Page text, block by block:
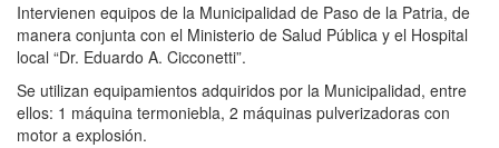
Intervienen equipos de la Municipalidad de Paso de la Patria, de
manera conjunta con el Ministerio de Salud Pública y el Hospital
local “Dr. Eduardo A. Cicconetti”.
Se utilizan equipamientos adquiridos por la Municipalidad, entre
ellos: 1 máquina termoniebla, 2 máquinas pulverizadoras con
motor a explosión.